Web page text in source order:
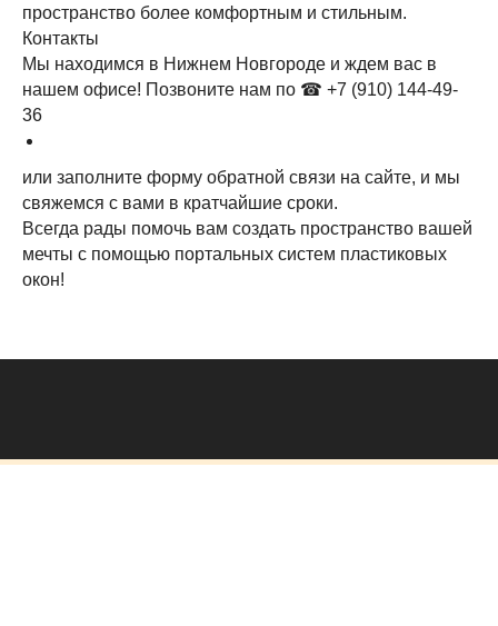
пространство более комфортным и стильным.
Контакты
Мы находимся в Нижнем Новгороде и ждем вас в
нашем офисе! Позвоните нам по ☎ +7 (910) 144-49-
36
или заполните форму обратной связи на сайте, и мы
свяжемся с вами в кратчайшие сроки.
Всегда рады помочь вам создать пространство вашей
мечты с помощью портальных систем пластиковых
окон!